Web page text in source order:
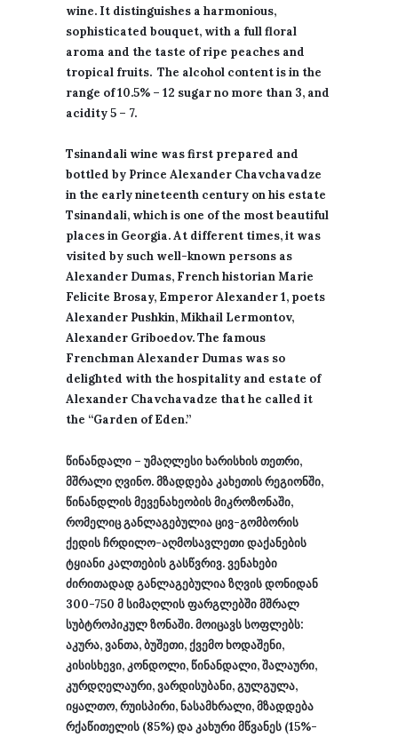
wine. It distinguishes a harmonious,
sophisticated bouquet, with a full floral
aroma and the taste of ripe peaches and
tropical fruits. The alcohol content is in the
range of 10.5% – 12 sugar no more than 3, and
acidity 5 – 7.
Tsinandali wine was first prepared and
bottled by Prince Alexander Chavchavadze
in the early nineteenth century on his estate
Tsinandali, which is one of the most beautiful
places in Georgia. At different times, it was
visited by such well-known persons as
Alexander Dumas, French historian Marie
Felicite Brosay, Emperor Alexander 1, poets
Alexander Pushkin, Mikhail Lermontov,
Alexander Griboedov. The famous
Frenchman Alexander Dumas was so
delighted with the hospitality and estate of
Alexander Chavchavadze that he called it
the “Garden of Eden.”
წინანდალი – უმაღლესი ხარისხის თეთრი,
მშრალი ღვინო. მზადდება კახეთის რეგიონში,
წინანდლის მევენახეობის მიკროზონაში,
რომელიც განლაგებულია ცივ-გომბორის
ქედის ჩრდილო-აღმოსავლეთი დაქანების
ტყიანი კალთების გასწვრივ. ვენახები
ძირითადად განლაგებულია ზღვის დონიდან
300-750 მ სიმაღლის ფარგლებში მშრალ
სუბტროპიკულ ზონაში. მოიცავს სოფლებს:
აკურა, ვანთა, ბუშეთი, ქვემო ხოდაშენი,
კისისხევი, კონდოლი, წინანდალი, შალაური,
კურდღელაური, ვარდისუბანი, გულგულა,
იყალთო, რუისპირი, ნასამხრალი,მზადდება
რქაწითელის (85%) და კახური მწვანეს (15%-